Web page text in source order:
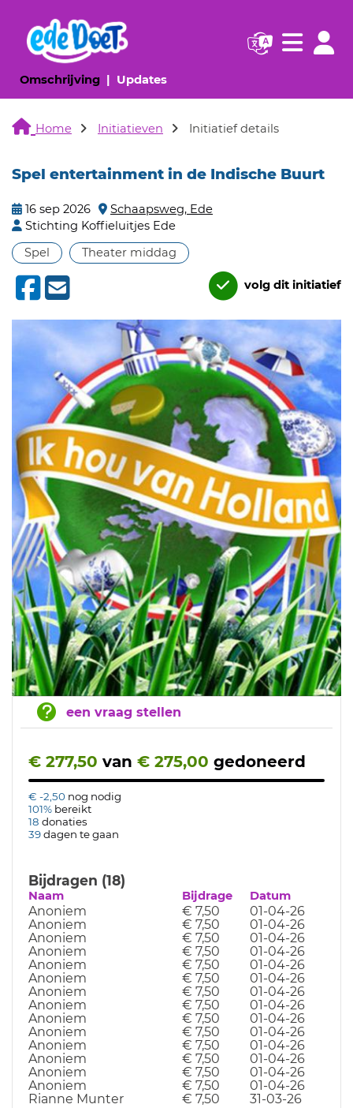
Omschrijving(huidige pagina)
Updates(huidige pagina)
Navigatie
Home Initiatieven Initiatief details
Spel entertainment in de Indische Buurt
16 sep 2026
Schaapsweg, Ede
Stichting Koffieluitjes Ede
Spel
Theater middag
volg dit initiatief
een vraag stellen
€ 277,50 van € 275,00 gedoneerd
€ -2,50 nog nodig
101% bereikt
18 donaties
39dagen te gaan
Bijdragen (18)
Naam Bijdrage Datum
Anoniem € 7,50
01-04-26
Anoniem
€ 7,50
01-04-26
Anoniem
€ 7,50
01-04-26
Anoniem
€ 7,50
01-04-26
Anoniem
€ 7,50
01-04-26
Anoniem
€ 7,50
01-04-26
Anoniem
€ 7,50
01-04-26
Anoniem
€ 7,50
01-04-26
Anoniem
€ 7,50
01-04-26
Anoniem
€ 7,50
01-04-26
Anoniem
€ 7,50
01-04-26
Anoniem
€ 7,50
01-04-26
Anoniem
€ 7,50
01-04-26
Anoniem
€ 7,50
01-04-26
Rianne Munter
€ 7,50 31-03-26